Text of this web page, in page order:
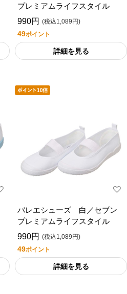
プレミアムライフスタイル
990円 (税込1,089円)
49ポイント
詳細を見る
バレエシューズ 白／セブン
プレミアムライフスタイル
990円 (税込1,089円)
49ポイント
詳細を見る